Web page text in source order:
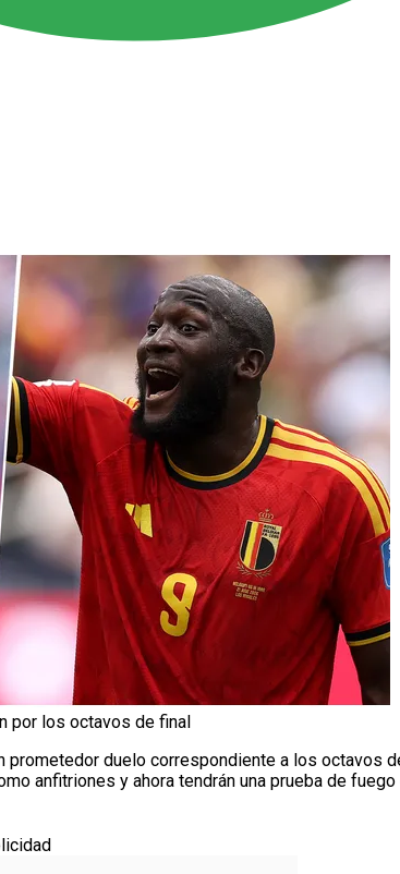
por los octavos de final
prometedor duelo correspondiente a los octavos
anfitriones y ahora tendrán una prueba de